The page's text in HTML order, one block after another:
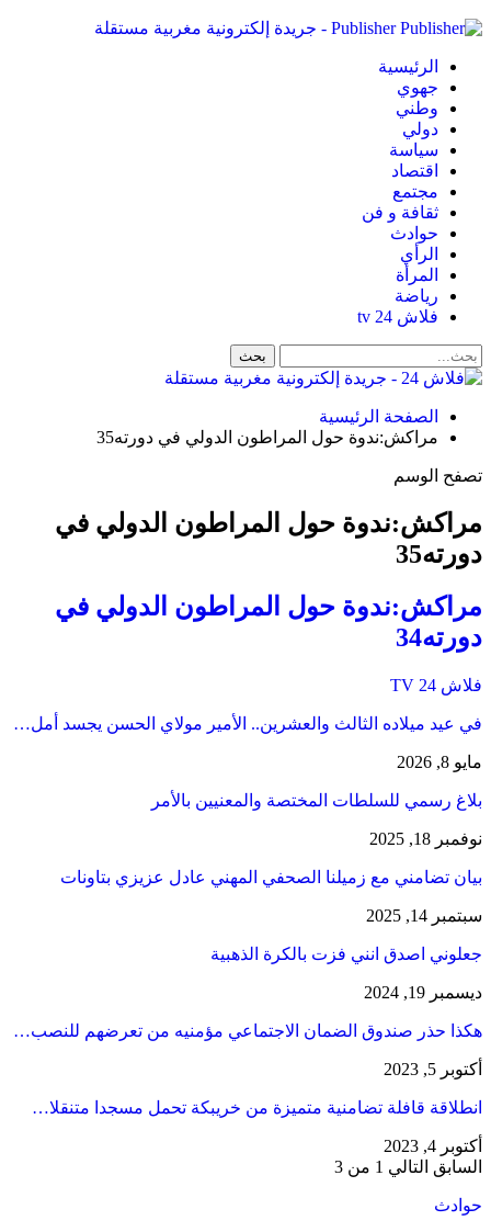
Publisher - جريدة إلكترونية مغربية مستقلة
الرئيسية
جهوي
وطني
دولي
سياسة
اقتصاد
مجتمع
ثقافة و فن
حوادث
الرأي
المرأة
رياضة
فلاش 24 tv
الصفحة الرئيسية
مراكش:ندوة حول المراطون الدولي في دورته35
تصفح الوسم
مراكش:ندوة حول المراطون الدولي في
دورته35
مراكش:ندوة حول المراطون الدولي في
دورته34
فلاش 24 TV
في عيد ميلاده الثالث والعشرين.. الأمير مولاي الحسن يجسد أمل…
مايو 8, 2026
بلاغ رسمي للسلطات المختصة والمعنيين بالأمر
نوفمبر 18, 2025
بيان تضامني مع زميلنا الصحفي المهني عادل عزيزي بتاونات
سبتمبر 14, 2025
جعلوني اصدق انني فزت بالكرة الذهبية
ديسمبر 19, 2024
هكذا حذر صندوق الضمان الاجتماعي مؤمنيه من تعرضهم للنصب…
أكتوبر 5, 2023
انطلاقة قافلة تضامنية متميزة من خريبكة تحمل مسجدا متنقلا…
أكتوبر 4, 2023
السابق التالي 1 من 3
حوادث